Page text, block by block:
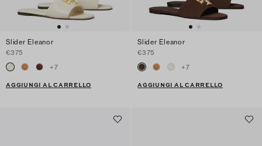
Slider Eleanor
€375
+7
AGGIUNGI AL CARRELLO
Slider Eleanor
€375
+7
AGGIUNGI AL CARRELLO